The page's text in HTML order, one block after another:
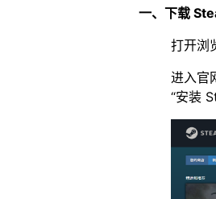
一、下载
打开浏
进入官
“安装